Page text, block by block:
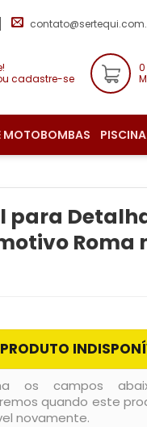
cadastre-se
0
MOTOBOMBAS PISCINA
para
Roma
PRODUTO
os campos
quando este
novamente.